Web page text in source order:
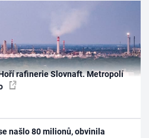
rafinerie Slovnaft. Metropolí
našlo 80 milionů, obvinila